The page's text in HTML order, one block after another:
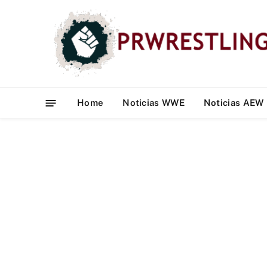
Home Noticias WWE Noticias AEW